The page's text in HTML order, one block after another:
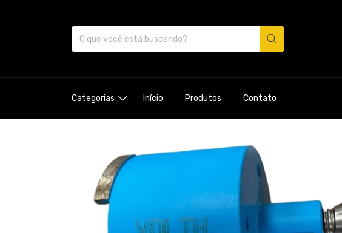
Categorias Início Produtos Contato